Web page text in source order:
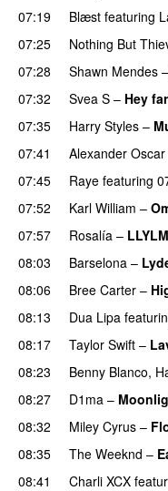
07:19 Blæst featuring
07:25
Nothing But
07:28 Shawn Mendes –
07:32
Svea S – Hey far
07:35 Harry Styles –
07:41
Alexander Oscar
07:45
Raye featuring
07:52
Karl William –
07:57 Rosalía – LLYLM
08:03 Barselona –
08:06
Bree Carter –
08:13 Dua Lipa
08:17
Taylor Swift –
08:23
Benny Blanco,
08:27 D1ma –
08:32
Miley Cyrus –
08:35
The Weeknd –
08:41
Charli XCX